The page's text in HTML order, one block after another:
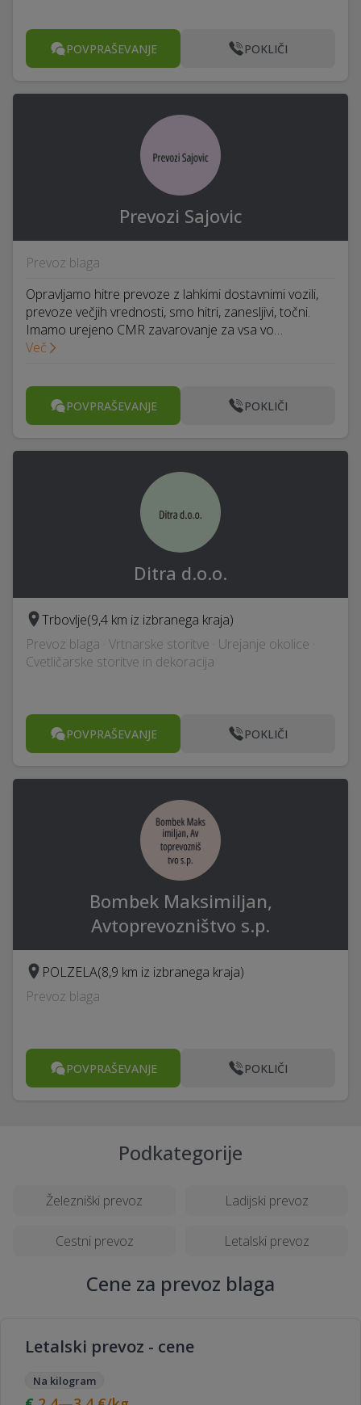
POVPRAŠEVANJE POKLIČI
Prevozi Sajovic
Prevoz blaga
Opravljamo hitre prevoze z lahkimi dostavnimi vozili,
prevoze večjih vrednosti, smo hitri, zanesljivi, točni.
Imamo urejeno CMR zavarovanje za vsa vo…
Več
POVPRAŠEVANJE POKLIČI
Ditra d.o.o.
Trbovlje(9,4 km iz izbranega kraja)
Prevoz blaga · Vrtnarske storitve · Urejanje okolice ·
Cvetličarske storitve in dekoracija
POVPRAŠEVANJE POKLIČI
Bombek Maksimiljan,
Avtoprevozništvo s.p.
POLZELA(8,9 km iz izbranega kraja)
Prevoz blaga
POVPRAŠEVANJE POKLIČI
Podkategorije
Železniški prevoz Ladijski prevoz
Cestni prevoz Letalski prevoz
Cene za prevoz blaga
Letalski prevoz - cene
Na kilogram